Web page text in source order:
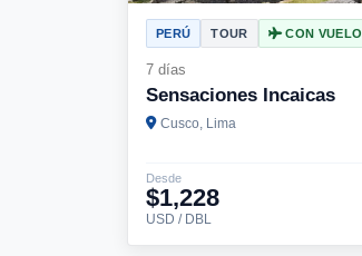
PERÚ TOUR CON VUELO
7 días
Sensaciones Incaicas
Cusco, Lima
Desde
$1,228
USD / DBL